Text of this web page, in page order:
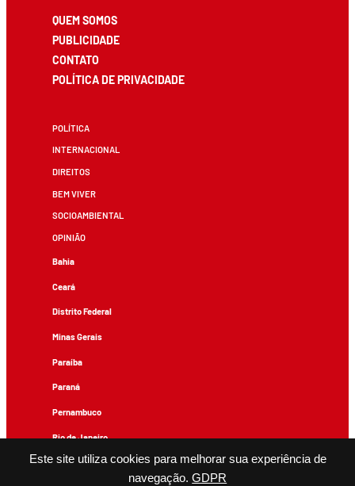
Este site utiliza cookies para melhorar sua experiência de
navegação. GDPR
QUEM SOMOS
PUBLICIDADE
CONTATO
POLÍTICA DE PRIVACIDADE
POLÍTICA
INTERNACIONAL
DIREITOS
BEM VIVER
SOCIOAMBIENTAL
OPINIÃO
Bahia
Ceará
Distrito Federal
Minas Gerais
Paraíba
Paraná
Pernambuco
Rio de Janeiro
Rio Grande do Sul